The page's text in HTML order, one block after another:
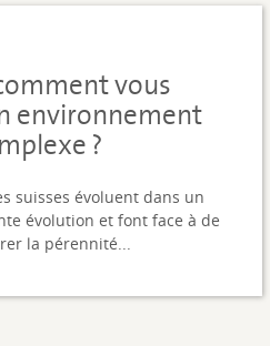
vous
environnement
?
suisses évoluent dans un
évolution et font face à de
la pérennité...